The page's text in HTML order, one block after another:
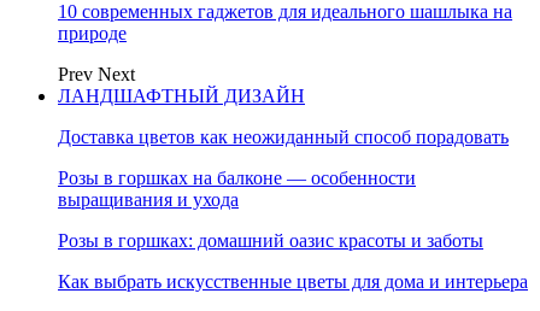
10 современных гаджетов для идеального шашлыка на
природе
Prev Next
ЛАНДШАФТНЫЙ ДИЗАЙН
Доставка цветов как неожиданный способ порадовать
Розы в горшках на балконе — особенности
выращивания и ухода
Розы в горшках: домашний оазис красоты и заботы
Как выбрать искусственные цветы для дома и интерьера